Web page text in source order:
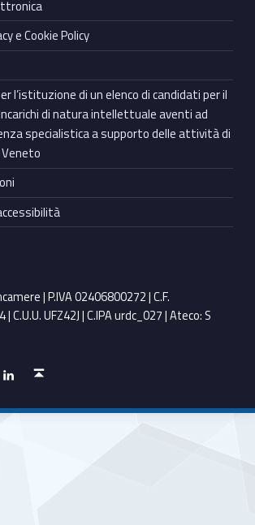
e Cookie Policy
l’istituzione di un elenco di candidati per il
di natura intellettuale aventi ad
specialistica a supporto delle attività di
| P.IVA 02406800272 | C.F.
C.U.U. UFZ42J | C.IPA urdc_027 | Ateco: S
Veneto
Linkedin Unioncamere Veneto